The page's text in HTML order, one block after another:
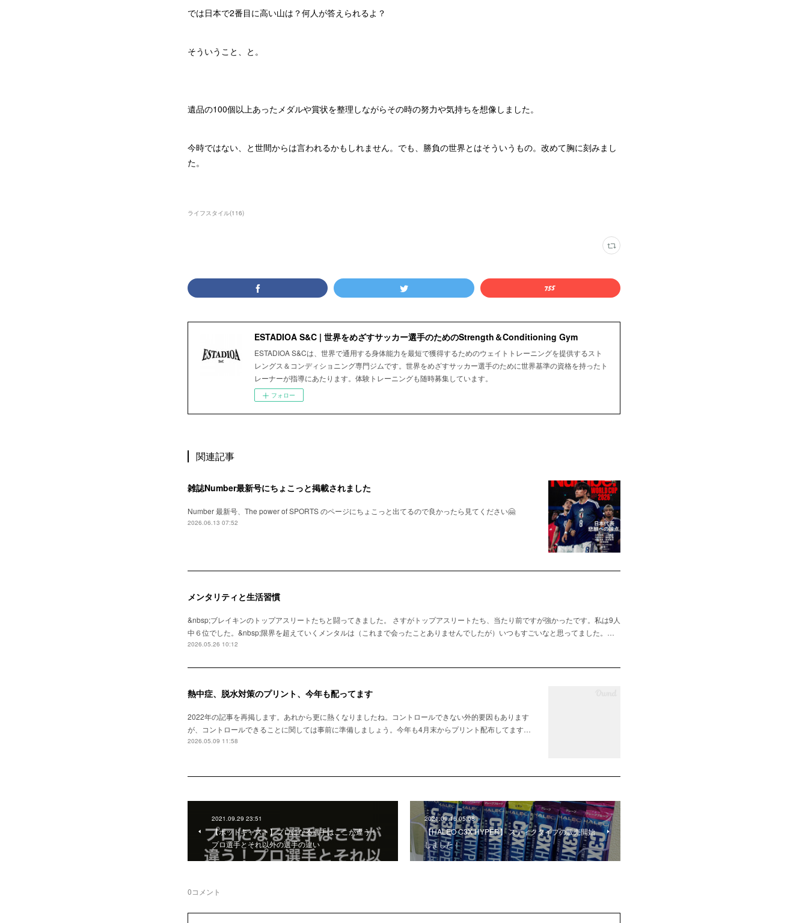
では日本で2番目に高い山は？何人が答えられるよ？
そういうこと、と。
遺品の100個以上あったメダルや賞状を整理しながらその時の努力や気持ちを想像しました。
今時ではない、と世間からは言われるかもしれません。でも、勝負の世界とはそういうもの。改めて胸に刻みまし
た。
ライフスタイル(116)
ESTADIOA S&C | 世界をめざすサッカー選手のためのStrength＆Conditioning Gym
ESTADIOA S&Cは、世界で通用する身体能力を最短で獲得するためのウェイトトレーニングを提供するスト
レングス＆コンディショニング専門ジムです。世界をめざすサッカー選手のために世界基準の資格を持ったト
レーナーが指導にあたります。体験トレーニングも随時募集しています。
フォロー
関連記事
雑誌Number最新号にちょこっと掲載されました
Number 最新号、The power of SPORTS のページにちょこっと出てるので良かったら見てください🤗
2026.06.13 07:52
メンタリティと生活習慣
&nbsp;ブレイキンのトップアスリートたちと闘ってきました。 さすがトップアスリートたち、当たり前ですが強かったです。私は9人
中６位でした。&nbsp;限界を超えていくメンタルは（これまで会ったことありませんでしたが）いつもすごいなと思ってました。…
2026.05.26 10:12
熱中症、脱水対策のプリント、今年も配ってます
2022年の記事を再掲します。あれから更に熱くなりましたね。コントロールできない外的要因もあります
が、コントロールできることに関しては事前に準備しましょう。今年も4月末からプリント配布してます…
2026.05.09 11:58
2021.09.29 23:51
【ポッドキャスト】プロになる選手はここが違う！
プロ選手とそれ以外の選手の違い
2021.09.16 05:08
【HALEO C3X HYPER】 スティクタイプの販売開始
しました！
0コメント